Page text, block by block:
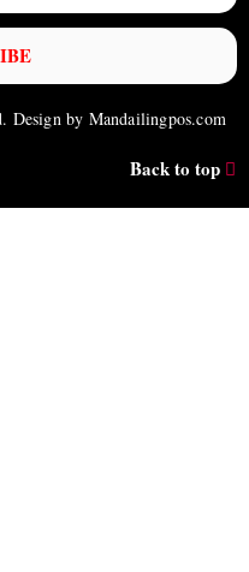
by Mandailingpos.com
Back to top